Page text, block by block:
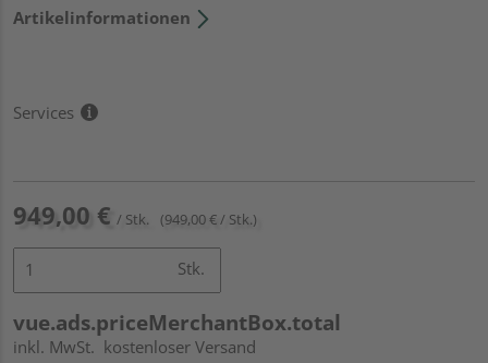
Artikelinformationen
Services
949,00 € / Stk. (949,00 € / Stk.)
Stk.
vue.ads.priceMerchantBox.total
inkl. MwSt. kostenloser Versand